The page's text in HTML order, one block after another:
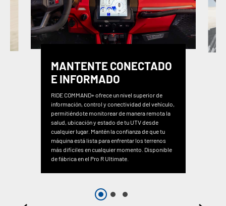
MANTENTE CONECTADO
E INFORMADO
RIDE COMMAND+ ofrece un nivel superior de
información, control y conectividad del vehículo,
permitiéndote monitorear de manera remota la
salud, ubicación y estado de tu UTV desde
cualquier lugar. Mantén la confianza de que tu
máquina está lista para enfrentar los terrenos
más difíciles en cualquier momento. Disponible
de fábrica en el Pro R Ultimate.